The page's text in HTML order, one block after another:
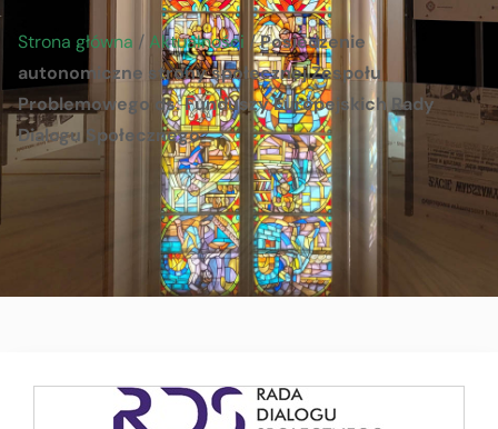
Strona główna /Aktualności /Posiedzenie
autonomiczne strony społecznej Zespołu
Problemowego ds. Funduszy Europejskich Rady
Dialogu Społecznego